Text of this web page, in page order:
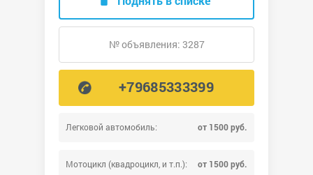
Легковой автомобиль: от 1500 руб.
Мотоцикл (квадроцикл, и т.п.): от 1500 руб.
№ объявления: 3287
+79685333399